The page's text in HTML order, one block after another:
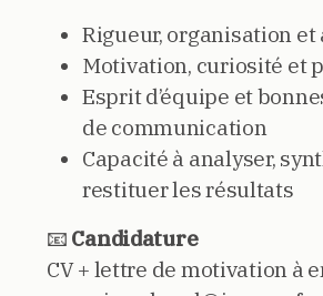
Rigueur, organisation
Motivation, curiosité et
Esprit d’équipe et
de communication
Capacité à analyser,
restituer les résultats
📧 Candidature
CV + lettre de motivation à